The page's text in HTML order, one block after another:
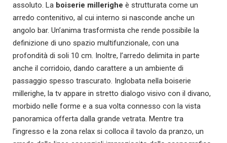
assoluto. La boiserie millerighe è strutturata come un
arredo contenitivo, al cui interno si nasconde anche un
angolo bar. Un’anima trasformista che rende possibile la
definizione di uno spazio multifunzionale, con una
profondità di soli 10 cm. Inoltre, l’arredo delimita in parte
anche il corridoio, dando carattere a un ambiente di
passaggio spesso trascurato. Inglobata nella boiserie
millerighe, la tv appare in stretto dialogo visivo con il divano,
morbido nelle forme e a sua volta connesso con la vista
panoramica offerta dalla grande vetrata. Mentre tra
l’ingresso e la zona relax si colloca il tavolo da pranzo, un